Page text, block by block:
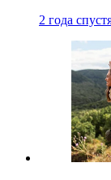
2 года